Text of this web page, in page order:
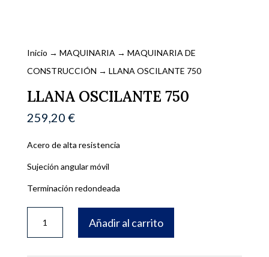
Inicio → MAQUINARIA → MAQUINARIA DE
CONSTRUCCIÓN → LLANA OSCILANTE 750
LLANA OSCILANTE 750
259,20 €
Acero de alta resistencia
Sujeción angular móvil
Terminación redondeada
Añadir al carrito